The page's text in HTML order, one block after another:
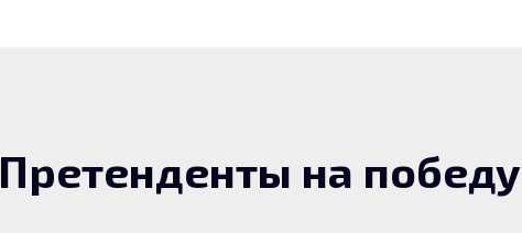
Претенденты на победу